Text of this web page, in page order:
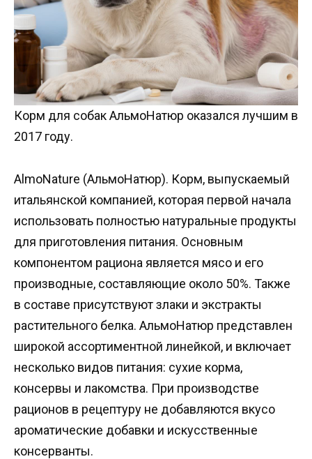
Корм для собак АльмоНатюр оказался лучшим в
2017 году.
AlmoNature (АльмоНатюр). Корм, выпускаемый
итальянской компанией, которая первой начала
использовать полностью натуральные продукты
для приготовления питания. Основным
компонентом рациона является мясо и его
производные, составляющие около 50%. Также
в составе присутствуют злаки и экстракты
растительного белка. АльмоНатюр представлен
широкой ассортиментной линейкой, и включает
несколько видов питания: сухие корма,
консервы и лакомства. При производстве
рационов в рецептуру не добавляются вкусо
ароматические добавки и искусственные
консерванты.